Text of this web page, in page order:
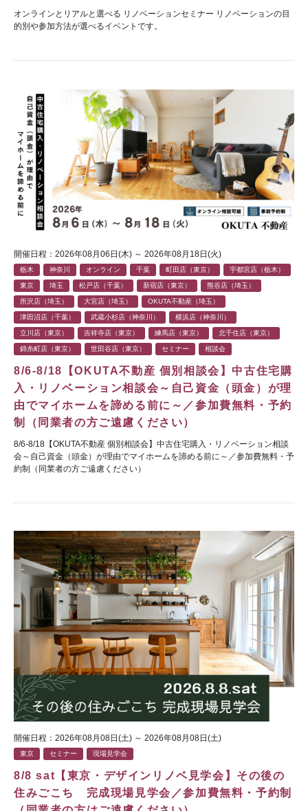
オンラインとリアルと選べる リノベーションセミナー リノベーションの目
的別や参加方法が選べるイベントです。
開催日程：2026年08月06日(木) ～ 2026年08月18日(火)
栃木 神奈川 オンライン 千葉 町田店（東京） 宇都宮店（栃木）
東京 埼玉 松戸店（千葉） 新宿店（東京） 熊谷店（埼玉）
所沢店（埼玉） 大宮店（埼玉） OKUTA不動産（埼玉）
津田沼店（千葉） 武蔵小杉店（神奈川） 横浜店（神奈川）
立川店（東京） 吉祥寺店（東京） 練馬店（東京） 北千住店（東京）
錦糸町店（東京） 世田谷店（東京） セミナー 相談会
8/6-8/18【OKUTA不動産 個別相談会】中古住宅購
入・リノベーション相談会～自己資金（頭金）が理
由でマイホームを諦める前に～／参加費無料・予約
制（同業者の方ご遠慮ください）
8/6-8/18【OKUTA不動産 個別相談会】中古住宅購入・リノベーション相談
会～自己資金（頭金）が理由でマイホームを諦める前に～／参加費無料・予
約制（同業者の方ご遠慮ください）
開催日程：2026年08月08日(土) ～ 2026年08月08日(土)
東京 セミナー 現場見学会
8/8 sat【東京・デザインリノベ見学会】その後の
住みごこち 完成現場見学会／参加費無料・予約制